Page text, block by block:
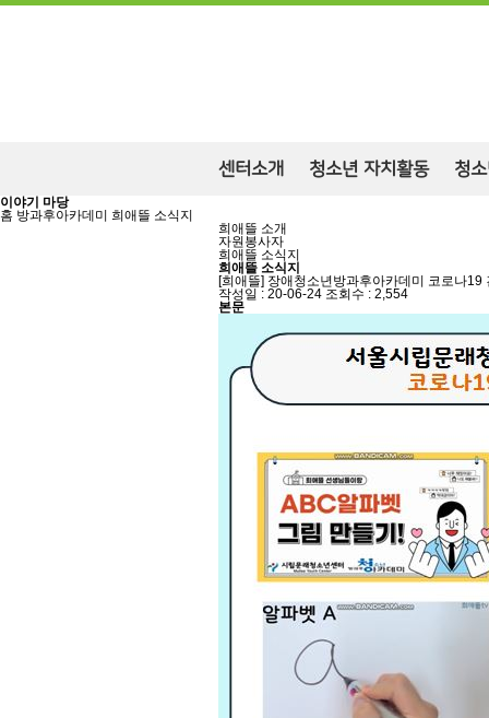
센터소개 청소년 자치활동 청
이야기 마당
홈 방과후아카데미 희애뜰 소식지
희애뜰 소개
자원봉사자
희애뜰 소식지
희애뜰 소식지
[희애뜰] 장애청소년방과후아카데미 코로나19
작성일 : 20-06-24 조회수 : 2,554
본문